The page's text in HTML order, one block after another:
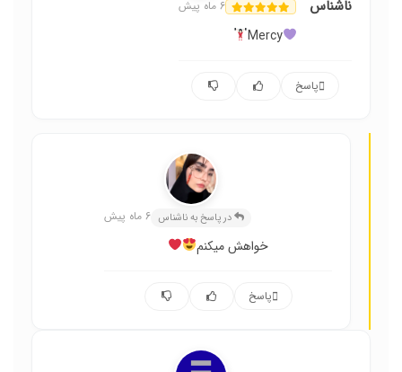
ناشناس 6 ماه پیش
Mercy
پاسخ
در پاسخ به ناشناس 6 ماه پیش
خواهش میکنم
پاسخ